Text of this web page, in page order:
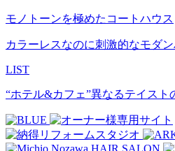
モノトーンを極めたコートハウス
カラーレスなのに刺激的なモダ
LIST
“ホテル&カフェ”異なるテイスト